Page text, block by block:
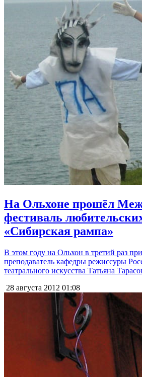
На Ольхоне прошёл
фестиваль
«Сибирская рампа»
В этом году на Ольхон в третий раз
преподаватель кафедры режиссуры
театрального искусства Татьяна
28 августа 2012 01:08